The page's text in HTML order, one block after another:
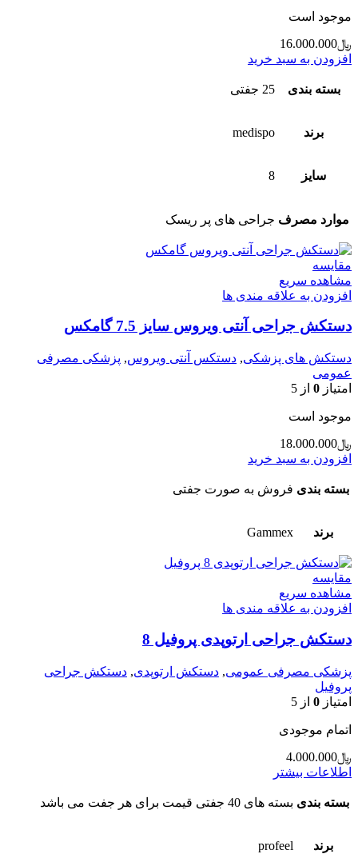
موجود است
﷼16.000.000
افزودن به سبد خرید
بسته بندی 25 جفتی
برند medispo
سایز 8
موارد مصرف جراحی های پر ریسک
مقایسه
مشاهده سریع
افزودن به علاقه مندی ها
دستکش جراحی آنتی ویروس سایز 7.5 گامکس
دستکش های پزشکی, دستکس آنتی ویروس, پزشکی مصرفی
عمومی
امتیاز 0 از 5
موجود است
﷼18.000.000
افزودن به سبد خرید
بسته بندی فروش به صورت جفتی
برند Gammex
مقایسه
مشاهده سریع
افزودن به علاقه مندی ها
دستکش جراحی ارتوپدی پروفیل 8
پزشکی مصرفی عمومی, دستکش ارتوپدی, دستکش جراحی
پروفیل
امتیاز 0 از 5
اتمام موجودی
﷼4.000.000
اطلاعات بیشتر
بسته بندی بسته های 40 جفتی قیمت برای هر جفت می باشد
برند profeel